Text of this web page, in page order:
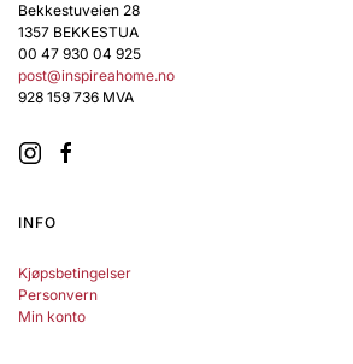
velges
på
produktsiden
Bekkestuveien 28
1357 BEKKESTUA
00 47 930 04 925
post@inspireahome.no
928 159 736 MVA
INFO
Kjøpsbetingelser
Personvern
Min konto